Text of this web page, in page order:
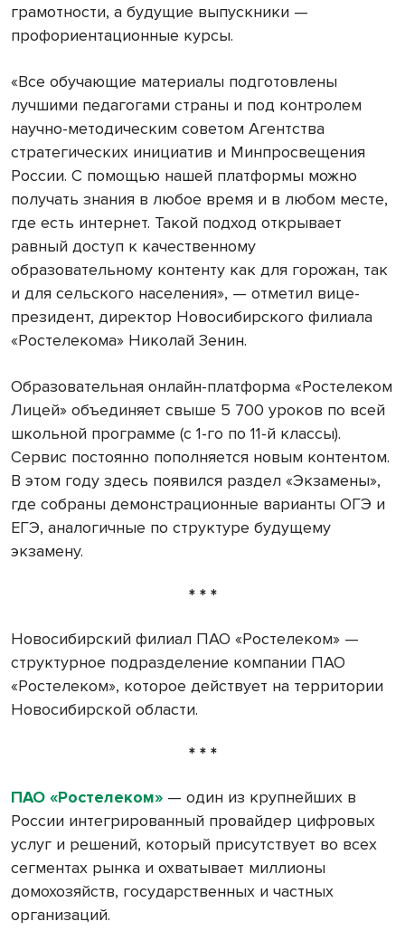
грамотности, а будущие выпускники —
профориентационные курсы.
«Все обучающие материалы подготовлены
лучшими педагогами страны и под контролем
научно-методическим советом Агентства
стратегических инициатив и Минпросвещения
России. С помощью нашей платформы можно
получать знания в любое время и в любом месте,
где есть интернет. Такой подход открывает
равный доступ к качественному
образовательному контенту как для горожан, так
и для сельского населения», — отметил вице-
президент, директор Новосибирского филиала
«Ростелекома» Николай Зенин.
Образовательная онлайн-платформа «Ростелеком
Лицей» объединяет свыше 5 700 уроков по всей
школьной программе (с 1-го по 11-й классы).
Сервис постоянно пополняется новым контентом.
В этом году здесь появился раздел «Экзамены»,
где собраны демонстрационные варианты ОГЭ и
ЕГЭ, аналогичные по структуре будущему
экзамену.
* * *
Новосибирский филиал ПАО «Ростелеком» —
структурное подразделение компании ПАО
«Ростелеком», которое действует на территории
Новосибирской области.
* * *
ПАО «Ростелеком» — один из крупнейших в
России интегрированный провайдер цифровых
услуг и решений, который присутствует во всех
сегментах рынка и охватывает миллионы
домохозяйств, государственных и частных
организаций.